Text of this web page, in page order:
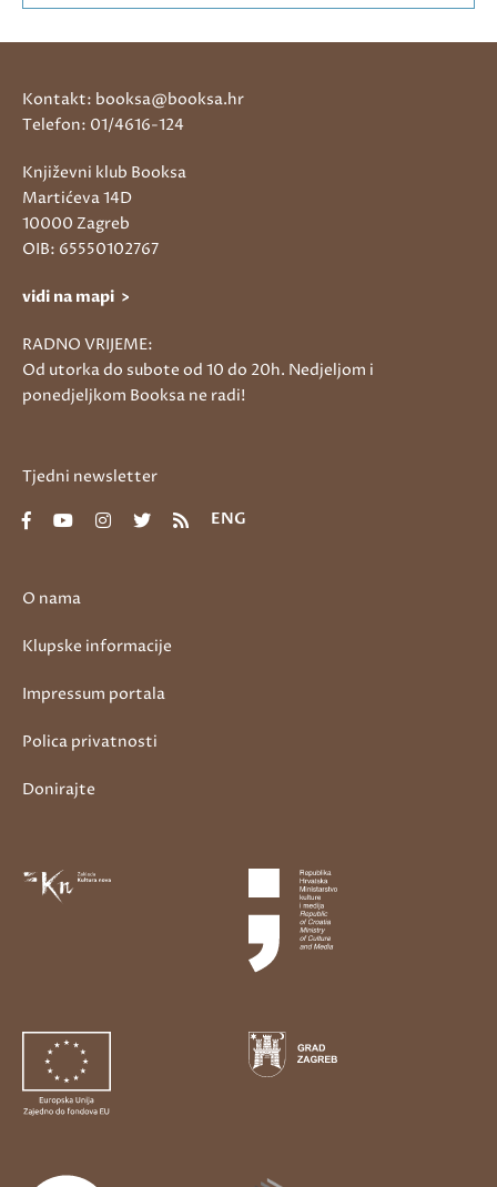
O nama
Klupske informacije
Impressum portala
Polica privatnosti
Donirajte
Kontakt: booksa@booksa.hr
Telefon: 01/4616-124
Književni klub Booksa
Martićeva 14D
10000 Zagreb
OIB: 65550102767
vidi na mapi >
RADNO VRIJEME:
Od utorka do subote od 10 do 20h. Nedjeljom i
ponedjeljkom Booksa ne radi!
Tjedni newsletter
ENG